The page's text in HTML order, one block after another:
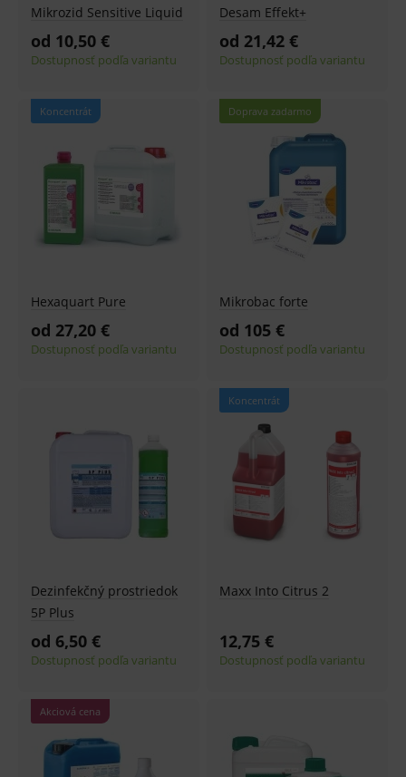
Mikrozid Sensitive Liquid
od 10,50 €
Dostupnosť podľa variantu
Desam Effekt+
od 21,42 €
Dostupnosť podľa variantu
Koncentrát
Hexaquart Pure
od 27,20 €
Dostupnosť podľa variantu
Doprava zadarmo
Mikrobac forte
od 105 €
Dostupnosť podľa variantu
Dezinfekčný prostriedok
5P Plus
od 6,50 €
Dostupnosť podľa variantu
Koncentrát
Maxx Into Citrus 2
12,75 €
Dostupnosť podľa variantu
Akciová cena